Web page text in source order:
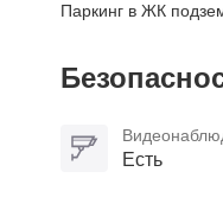
Паркинг в ЖК
Есть